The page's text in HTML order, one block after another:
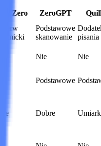
GPTZero ZeroGPT
Podstawowe
skanowanie
pisania
Nie
Nie
Podstawowe
Dobre